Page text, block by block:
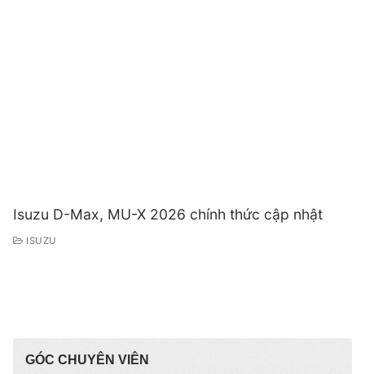
Isuzu D-Max, MU-X 2026 chính thức cập nhật
ISUZU
GÓC CHUYÊN VIÊN